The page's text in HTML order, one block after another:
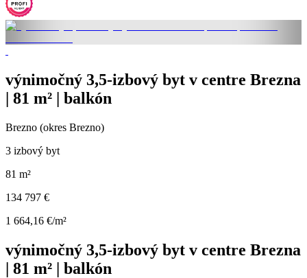
výnimočný 3,5-izbový byt v centre Brezna
| 81 m² | balkón
Brezno (okres Brezno)
3 izbový byt
81 m²
134 797 €
1 664,16 €/m²
výnimočný 3,5-izbový byt v centre Brezna
| 81 m² | balkón